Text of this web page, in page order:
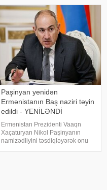
fikrincə, həmin dövrdə siyasi
Paşinyan yenidən
Ermənistanın Baş naziri təyin
edildi - YENİLƏNDİ
Ermənistan Prezidenti Vaaqn
Xaçaturyan Nikol Paşinyanın
namizədliyini təsdiqləyərək onu